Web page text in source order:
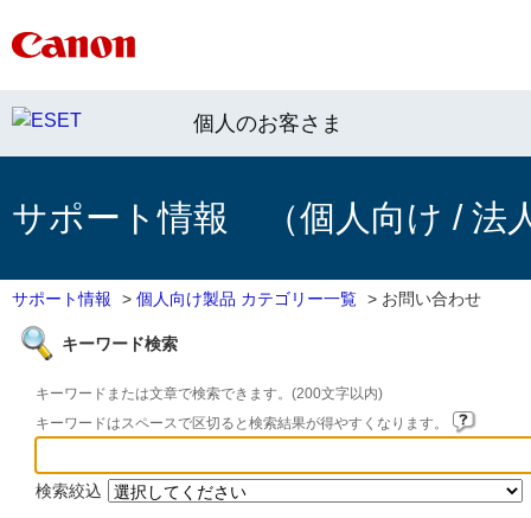
個人のお客さま
サポート情報 （個人向け / 法
サポート情報 > 個人向け製品 カテゴリー一覧 > お問い合わせ
キーワード検索
キーワードまたは文章で検索できます。(200文字以内)
キーワードはスペースで区切ると検索結果が得やすくなります。
検索絞込